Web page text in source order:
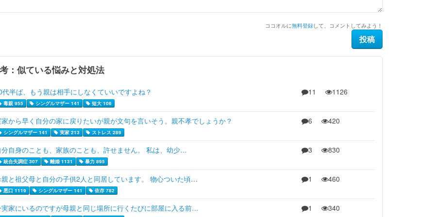
ココオルに無料登録して、コメントしてみよう！
：似ている悩みと対処法
代半ば、もう親は相手にしなくていいですよね？
毒親 955 シングルマザー 141 短大 106
11 1126
から早く自分の家に戻りたいが親が文句を言いそう。親不孝でしょうか？
シングルマザー 141 実家 213 ストレス 289
6 420
分自身のことも、家族のことも、許せません。 私は、幼少…
統合失調症 307 離婚 1131 暴力 895
3 830
親と祖父母と自分の子供2人と同居しています。 物心ついた頃…
悪口 1119 シングルマザー 141 依存 782
1 460
実家にいるのですが母親と同じ場所に行くたびに部屋に入る前… 1 340